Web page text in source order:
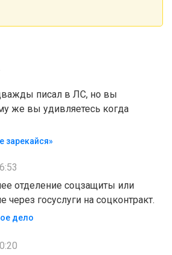
писал в ЛС, но вы
же вы удивляетесь когда
зарекайся»
отделение соцзащиты или
через госуслуги на соцконтракт.
дело